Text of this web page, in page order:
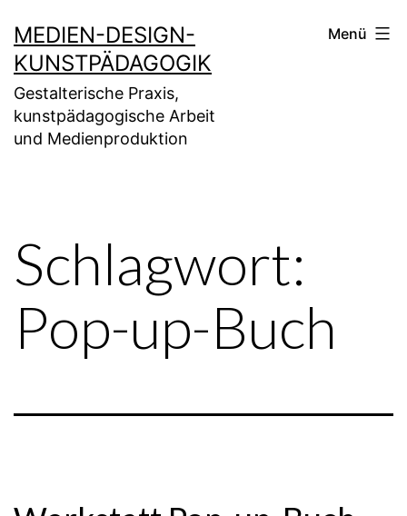
Inhalt
springen
MEDIEN-DESIGN-
KUNSTPÄDAGOGIK
Gestalterische Praxis,
kunstpädagogische Arbeit
und Medienproduktion
Menü
Schlagwort:
Pop-up-Buch